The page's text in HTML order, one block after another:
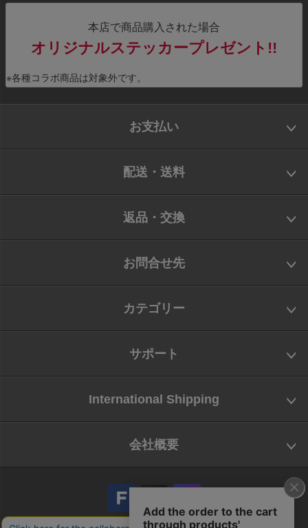
本店で商品購入された場合
オリジナルステッカープレゼント!!
※各種コラボ商品は対象外です。
お支払い
配送・送料
返品・交換
お問合せ先
カテゴリー
サポート
International Shipping
会社概要